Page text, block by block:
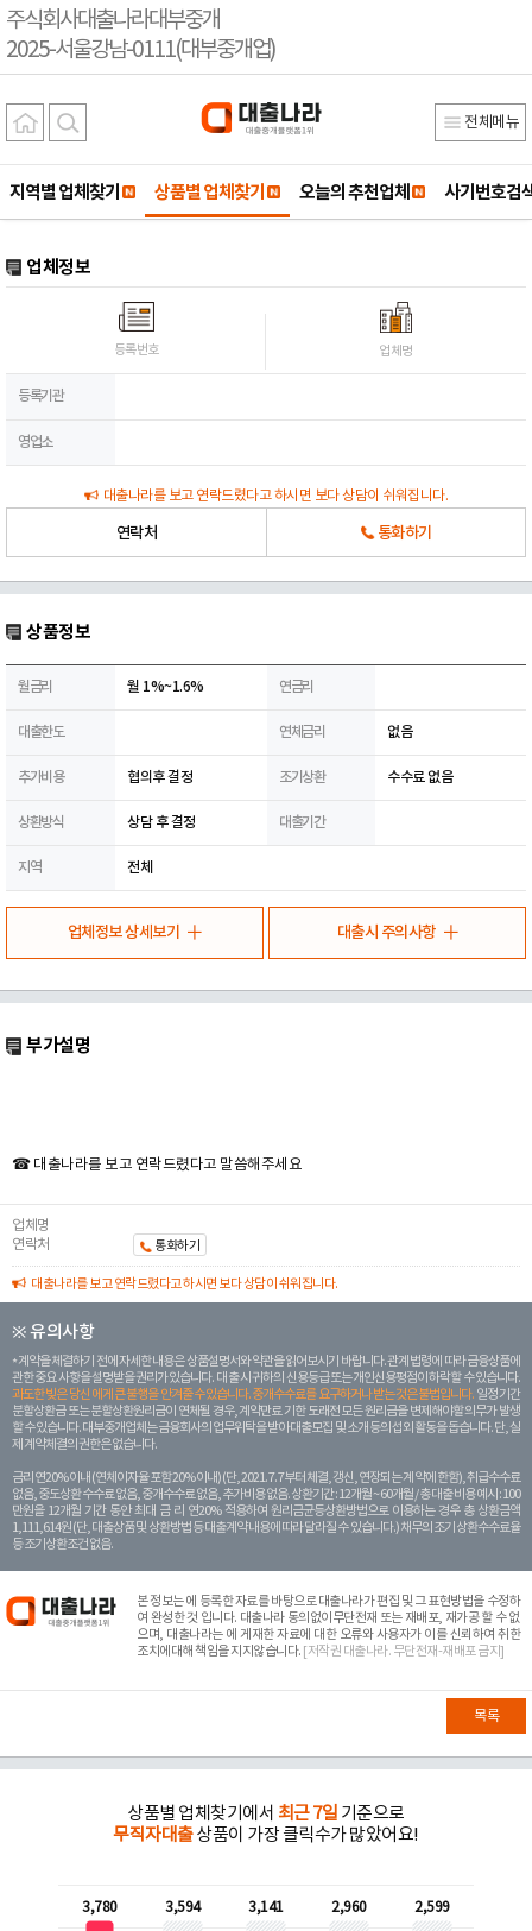
주식회사대출나라대부중개
2025-서울강남-0111(대부중개업)
전체메뉴
지역별 업체찾기 상품별 업체찾기 오늘의 추천업체 사기번호검
업체정보
등록번호 업체명
등록기관
영업소
대출나라를 보고 연락드렸다고 하시면 보다 상담이 쉬워집니다.
연락처 통화하기
상품정보
월금리 월 1%~1.6% 연금리
대출한도 연체금리 없음
추가비용 협의후 결정 조기상환 수수료 없음
상환방식 상담 후 결정 대출기간
지역 전체
업체정보 상세보기 대출시 주의사항
부가설명
☎ 대출나라를 보고 연락드렸다고 말씀해주세요
업체명
연락처
통화하기
대출나라를 보고 연락드렸다고 하시면 보다 상담이 쉬워집니다.
※ 유의사항
계약을 체결하기 전에 자세한 내용은 상품설명서와 약관을 읽어보시기 바랍니다. 관계 법령에 따라 금융상품에
관한 중요 사항을 설명받을 권리가 있습니다. 대 출 시 귀하의 신용등급 또는 개인신용평점이 하락할 수 있습니다.
과도한 빚은 당신 에게 큰 불행을 안겨줄 수 있습니다. 중개수수료를 요구하거나 받는 것은 불법입니다. 일정 기간
분할상환금 또는 분할상환원리금이 연체될 경우, 계약만료 기한 도래전 모든 원리금을 변제해야할 의무가 발생
할 수 있습니다. 대부중개업체는 금융회사의 업무위탁을 받아 대출모집 및 소개 등의 섭외 활동을 돕습니다. 단, 실
제 계약체결의 권한은 없습니다.
금리 연20% 이내 (연체이자율 포함 20% 이내) (단, 2021. 7. 7부터 체결, 갱신, 연장되는 계 약에 한함), 취급수수료
없음, 중도상환 수수료 없음, 중개수수료 없음, 추가비용 없음. 상환기간 : 12개월 ~ 60개월 / 총 대출 비용 예시 : 100
만원을 12개월 기간 동안 최대 금 리 연20% 적용하여 원리금균등상환방법으로 이용하는 경우 총 상환금액
1,111,614원 (단, 대출상품 및 상환방법 등 대출계약 내용에 따라 달라질 수 있습니다.) 채무의 조기 상환수수료율
등 조기상환조건 없음.
본 정보는에 등록한 자료를 바탕으로 대출나라가 편집 및 그 표현방법을 수정하
여 완성한 것 입니다. 대출나라 동의없이무단전재 또는 재배포, 재가공 할 수 없
으며, 대출나라는 에 게재한 자료에 대한 오류와 사용자가 이를 신뢰하여 취한
조치에대해 책임을 지지않습니다. [저작권 대출나라. 무단전재-재배포 금지]
목록
상품별 업체찾기에서 최근 7일 기준으로
무직자대출상품이 가장 클릭수가 많았어요!
3,780 3,594 3,141 2,960 2,599